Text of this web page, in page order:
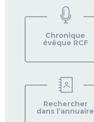
Chronique
évêque RCF
Rechercher
dans l’annuaire